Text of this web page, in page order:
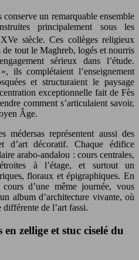
un remarquable ensemble
principalement sous les
siècle. Ces collèges religieux
tout le Maghreb, logés et nourris
sérieux dans l’étude.
ils complétaient l’enseignement
et structuraient le paysage
exceptionnelle fait de Fès
comment s’articulaient savoir,
Âge.
médersas représentent aussi des
d’art décoratif. Chaque édifice
arabo-andalou : cours centrales,
à l’étage, et surtout un
floraux et épigraphiques. En
d’une même journée, vous
album d’architecture vivante, où
de l’art fassi.
zellige et stuc ciselé du